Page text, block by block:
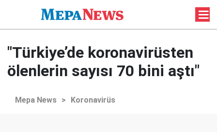
"Türkiye’de koronavirüsten
ölenlerin sayısı 70 bini aştı"
Mepa News > Koronavirüs